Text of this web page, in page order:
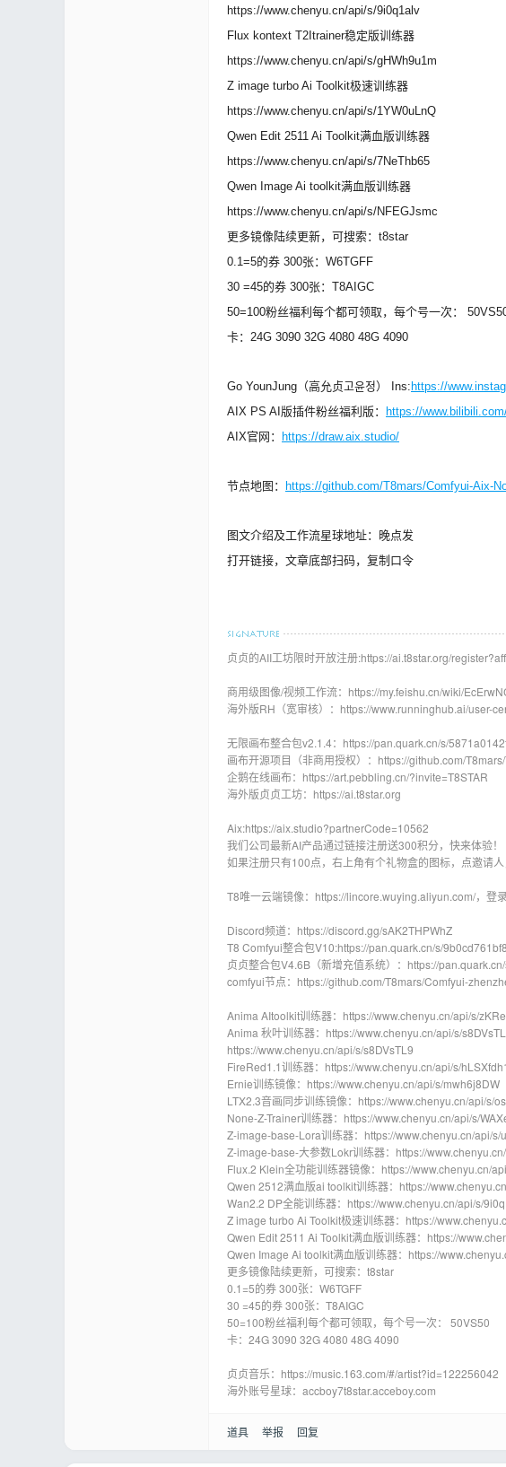
https://www.chenyu.cn/api/s/9i0q1alv
Flux kontext T2Itrainer稳定版训练器
https://www.chenyu.cn/api/s/gHWh9u1m
Z image turbo Ai Toolkit极速训练器
https://www.chenyu.cn/api/s/1YW0uLnQ
Qwen Edit 2511 Ai Toolkit满血版训练器
https://www.chenyu.cn/api/s/7NeThb65
Qwen Image Ai toolkit满血版训练器
https://www.chenyu.cn/api/s/NFEGJsmc
更多镜像陆续更新，可搜索：t8star
0.1=5的券 300张：W6TGFF
30 =45的券 300张：T8AIGC
50=100粉丝福利每个都可领取，每个号一次：
卡：24G 3090 32G 4080 48G 4090
Go YounJung（高允贞고윤정） Ins: https://
AIX PS AI版插件粉丝福利版：
https://
AIX官网：
https://draw.aix.studio/
节点地图： https://github.com/T8mars/Comfyui-Aix-
图文介绍及工作流星球地址：晚点发
打开链接，文章底部扫码，复制口令
贞贞的AII工坊限时开放注册:https://ai.t8star.org/
商用级图像/视频工作流：https://my.feishu.cn/wiki/
海外版RH（宽审核）：https://www.runninghub.ai/user-
无限画布整合包v2.1.4：https://pan.quark.cn/s/
画布开源项目（非商用授权）：https://github.com/
企鹅在线画布：https://art.pebbling.cn/?invite=T8STAR
海外版贞贞工坊：https://ai.t8star.org
Aix:https://aix.studio?partnerCode=10562
我们公司最新AI产品通过链接注册送300积分，快来体验！
如果注册只有100点，右上角有个礼物盒的图标，点邀请
T8唯一云端镜像：https://lincore.wuying.aliyun.com/，登
Discord频道：https://discord.gg/sAK2THPWhZ
T8 Comfyui整合包V10:https://pan.quark.cn/s/
贞贞整合包V4.6B（新增充值系统）：https://
comfyui节点：https://github.com/T8mars/Comfyui-
Anima AItoolkit训练器：https://www.chenyu.cn/api/s/
Anima 秋叶训练器：https://www.chenyu.cn/api/s/
https://www.chenyu.cn/api/s/s8DVsTL9
FireRed1.1训练器：https://www.chenyu.cn/api/s/hLSXfdh1
Ernie训练镜像：https://www.chenyu.cn/api/s/mwh6j8DW
LTX2.3音画同步训练镜像：https://www.chenyu.cn/api/s/
None-Z-Trainer训练器：https://www.chenyu.cn/api/s/
Z-image-base-Lora训练器：https://www.chenyu.cn/api/s/
Z-image-base-大参数Lokr训练器：https://
Flux.2 Klein全功能训练器镜像：https://www.chenyu.cn/
Qwen 2512满血版ai toolkit训练器：https://
Wan2.2 DP全能训练器：https://www.chenyu.cn/api/s/
Z image turbo Ai Toolkit极速训练器：https://
Qwen Edit 2511 Ai Toolkit满血版训练器：https://
Qwen Image Ai toolkit满血版训练器：https://
更多镜像陆续更新，可搜索：t8star
0.1=5的券 300张：W6TGFF
30 =45的券 300张：T8AIGC
50=100粉丝福利每个都可领取，每个号一次： 50VS50
卡：24G 3090 32G 4080 48G 4090
贞贞音乐：https://music.163.com/#/artist?id=122256042
海外账号星球：accboy7t8star.acceboy.com
道具 举报 回复